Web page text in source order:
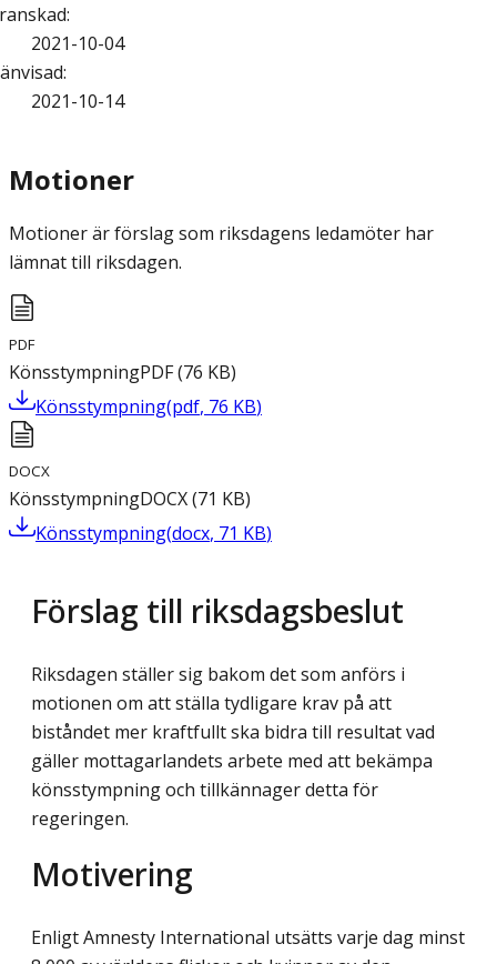
:
2021-10-04
:
2021-10-14
Motioner
Motioner är förslag som riksdagens ledamöter har
lämnat till riksdagen.
PDF
KönsstympningPDF(76 KB)
Könsstympning(pdf, 76 KB)
DOCX
KönsstympningDOCX(71 KB)
Könsstympning(docx, 71 KB)
Förslag till riksdagsbeslut
Riksdagen ställer sig bakom det som anförs i
motionen om att ställa tydligare krav på att
biståndet mer kraftfullt ska bidra till resultat vad
gäller mottagarlandets arbete med att bekämpa
könsstympning och tillkännager detta för
regeringen.
Motivering
Enligt Amnesty International utsätts varje dag minst